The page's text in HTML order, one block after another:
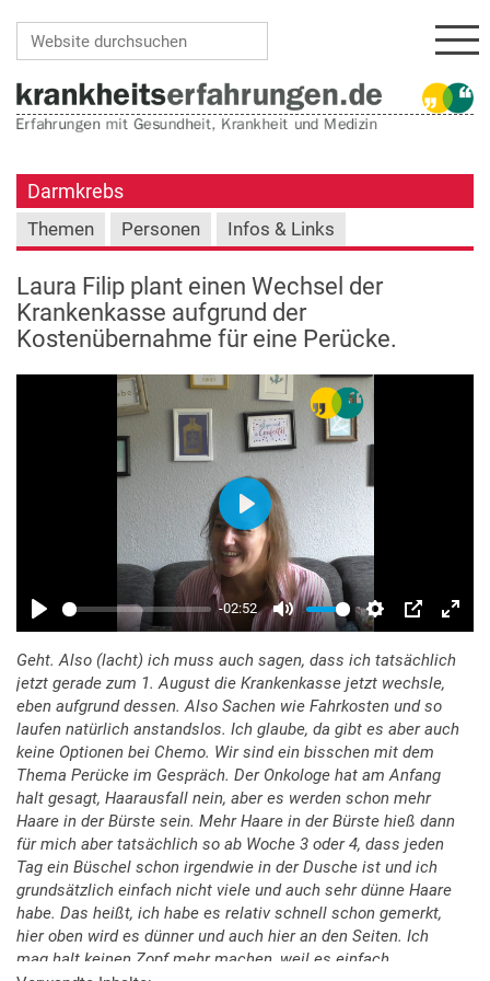
Darmkrebs
Themen Personen Infos & Links
Laura Filip plant einen Wechsel der
Krankenkasse aufgrund der
Kostenübernahme für eine Perücke.
Geht. Also (lacht) ich muss auch sagen, dass ich tatsächlich
jetzt gerade zum 1. August die Krankenkasse jetzt wechsle,
eben aufgrund dessen. Also Sachen wie Fahrkosten und so
laufen natürlich anstandslos. Ich glaube, da gibt es aber auch
keine Optionen bei Chemo. Wir sind ein bisschen mit dem
Thema Perücke im Gespräch. Der Onkologe hat am Anfang
halt gesagt, Haarausfall nein, aber es werden schon mehr
Haare in der Bürste sein. Mehr Haare in der Bürste hieß dann
für mich aber tatsächlich so ab Woche 3 oder 4, dass jeden
Tag ein Büschel schon irgendwie in der Dusche ist und ich
grundsätzlich einfach nicht viele und auch sehr dünne Haare
habe. Das heißt, ich habe es relativ schnell schon gemerkt,
hier oben wird es dünner und auch hier an den Seiten. Ich
mag halt keinen Zopf mehr machen, weil es einfach